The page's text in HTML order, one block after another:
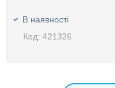
В наявності
Код: 421326